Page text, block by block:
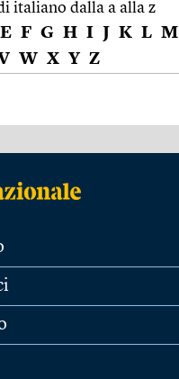
italiano dalla a alla z
E F G H I J K L M
W X Y Z